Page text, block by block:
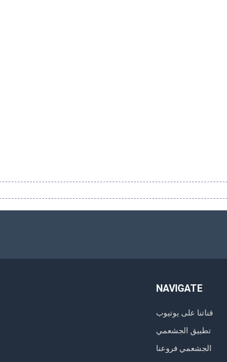
NAVIGATE
قناتنا على يوتيوب
تطبيق الجشعمي
الجشعمي فروعنا